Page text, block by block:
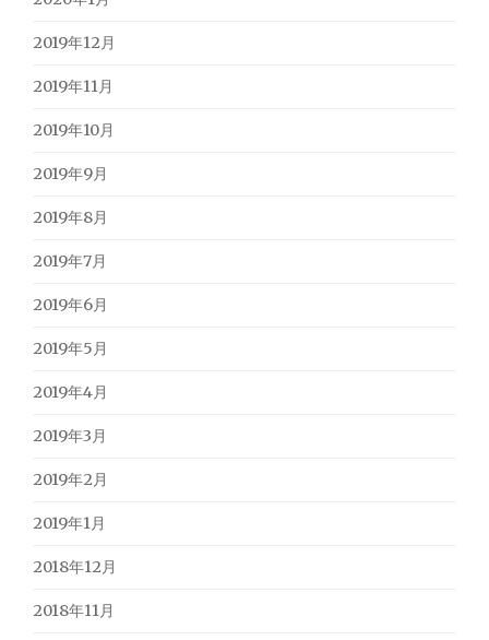
2019年12月
2019年11月
2019年10月
2019年9月
2019年8月
2019年7月
2019年6月
2019年5月
2019年4月
2019年3月
2019年2月
2019年1月
2018年12月
2018年11月